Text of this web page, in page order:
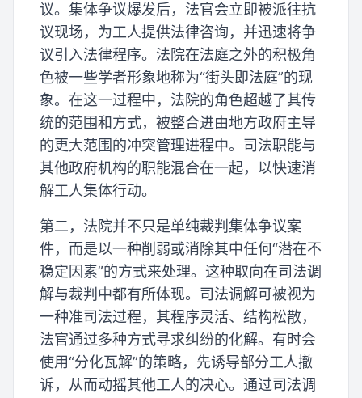
议。集体争议爆发后，法官会立即被派往抗
议现场，为工人提供法律咨询，并迅速将争
议引入法律程序。法院在法庭之外的积极角
色被一些学者形象地称为“街头即法庭”的现
象。在这一过程中，法院的角色超越了其传
统的范围和方式，被整合进由地方政府主导
的更大范围的冲突管理进程中。司法职能与
其他政府机构的职能混合在一起，以快速消
解工人集体行动。
第二，法院并不只是单纯裁判集体争议案
件，而是以一种削弱或消除其中任何“潜在不
稳定因素”的方式来处理。这种取向在司法调
解与裁判中都有所体现。司法调解可被视为
一种准司法过程，其程序灵活、结构松散，
法官通过多种方式寻求纠纷的化解。有时会
使用“分化瓦解”的策略，先诱导部分工人撤
诉，从而动摇其他工人的决心。通过司法调